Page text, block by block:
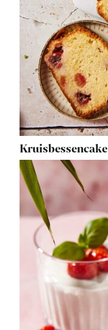
Kruisbessencake